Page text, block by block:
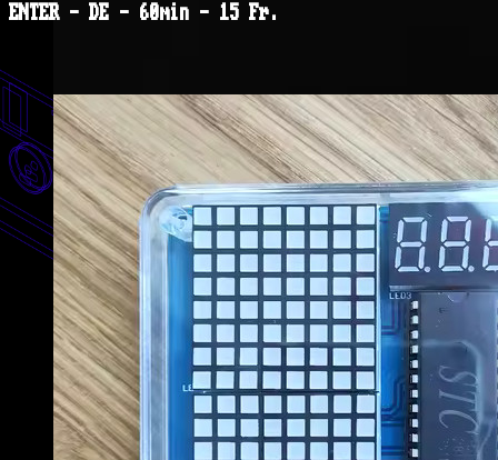
ENTER - DE - 60min - 15 Fr.